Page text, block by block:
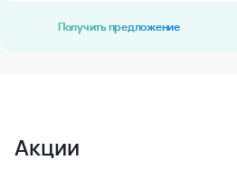
Получить предложение
Акции